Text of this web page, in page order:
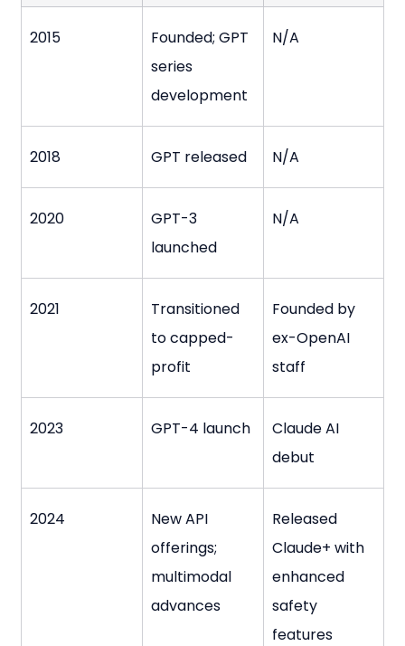
2015
Founded; GPT
series
development
N/A
2018 GPT released N/A
2020
GPT-3
launched
N/A
2021
Transitioned
to capped-
profit
Founded by
ex-OpenAI
staff
2023 GPT-4 launch
Claude AI
debut
2024
New API
offerings;
multimodal
advances
Released
Claude+ with
enhanced
safety
features